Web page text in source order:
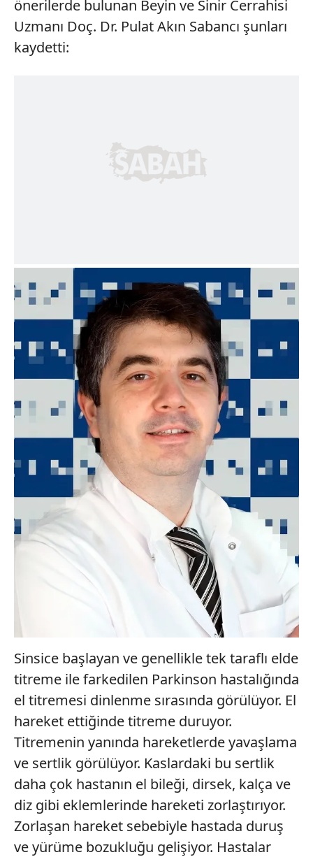
önerilerde bulunan Beyin ve Sinir Cerrahisi
Uzmanı Doç. Dr. Pulat Akın Sabancı şunları
kaydetti:
Sinsice başlayan ve genellikle tek taraflı elde
titreme ile farkedilen Parkinson hastalığında
el titremesi dinlenme sırasında görülüyor. El
hareket ettiğinde titreme duruyor.
Titremenin yanında hareketlerde yavaşlama
ve sertlik görülüyor. Kaslardaki bu sertlik
daha çok hastanın el bileği, dirsek, kalça ve
diz gibi eklemlerinde hareketi zorlaştırıyor.
Zorlaşan hareket sebebiyle hastada duruş
ve yürüme bozukluğu gelişiyor. Hastalar